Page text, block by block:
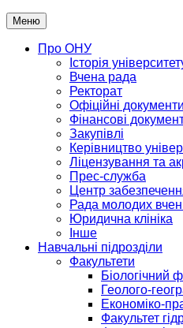
Меню
Про ОНУ
Історія
Вчена рада
Ректорат
Офіційні документи
Фінансові
Закупівлі
Керівництво
Ліцензування та
Прес-служба
Центр
Рада молодих
Юридична клініка
Інше
Навчальні підрозділи
Факультети
Біологічний
Геолого-
Економіко-
Факультет